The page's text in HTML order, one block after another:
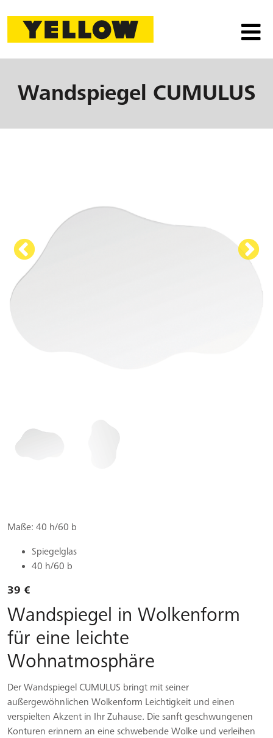
Wandspiegel CUMULUS
Maße: 40 h/60 b
Spiegelglas
40 h/60 b
39 €
Wandspiegel in Wolkenform
für eine leichte
Wohnatmosphäre
Der Wandspiegel CUMULUS bringt mit seiner
außergewöhnlichen Wolkenform Leichtigkeit und einen
verspielten Akzent in Ihr Zuhause. Die sanft geschwungenen
Konturen erinnern an eine schwebende Wolke und verleihen